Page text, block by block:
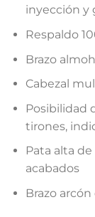
inyección y
Respaldo
Brazo
Cabezal
Posibilidad
tirones,
Pata alta
acabados
Brazo